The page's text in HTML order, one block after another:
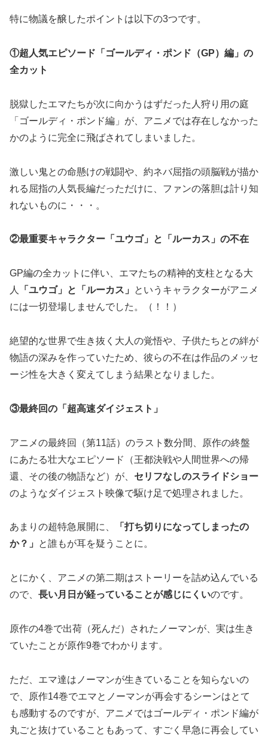
特に物議を醸したポイントは以下の3つです。
①超人気エピソード「ゴールディ・ポンド（GP）編」の
全カット
脱獄したエマたちが次に向かうはずだった人狩り用の庭
「ゴールディ・ポンド編」が、アニメでは存在しなかった
かのように完全に飛ばされてしまいました。
激しい鬼との命懸けの戦闘や、約ネバ屈指の頭脳戦が描か
れる屈指の人気長編だっただけに、ファンの落胆は計り知
れないものに・・・。
②最重要キャラクター「ユウゴ」と「ルーカス」の不在
GP編の全カットに伴い、エマたちの精神的支柱となる大
人
「ユウゴ」と「ルーカス」
というキャラクターがアニメ
には一切登場しませんでした。（！！）
絶望的な世界で生き抜く大人の覚悟や、子供たちとの絆が
物語の深みを作っていたため、彼らの不在は作品のメッセ
ージ性を大きく変えてしまう結果となりました。
③最終回の「超高速ダイジェスト」
アニメの最終回（第11話）のラスト数分間、原作の終盤
にあたる壮大なエピソード（王都決戦や人間世界への帰
還、その後の物語など）が、 セリフなしのスライドショー
のようなダイジェスト映像で駆け足で処理されました。
あまりの超特急展開に、
「打ち切りになってしまったの
か？」
と誰もが耳を疑うことに。
とにかく、アニメの第二期はストーリーを詰め込んでいる
ので、 長い月日が経っていることが感じにくいのです。
原作の4巻で出荷（死んだ）されたノーマンが、実は生き
ていたことが原作9巻でわかります。
ただ、エマ達はノーマンが生きていることを知らないの
で、原作14巻でエマとノーマンが再会するシーンはとて
も感動するのですが、アニメではゴールディ・ポンド編が
丸ごと抜けていることもあって、すごく早急に再会してい